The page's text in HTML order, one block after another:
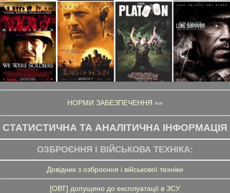
НОРМИ ЗАБЕЗПЕЧЕННЯ »»
СТАТИСТИЧНА ТА АНАЛІТИЧНА ІНФОРМАЦІЯ
ОЗБРОЄННЯ І ВІЙСЬКОВА ТЕХНІКА:
Довідник з озброєння і військової техніки
[ОВТ] допущено до експлуатації в ЗСУ